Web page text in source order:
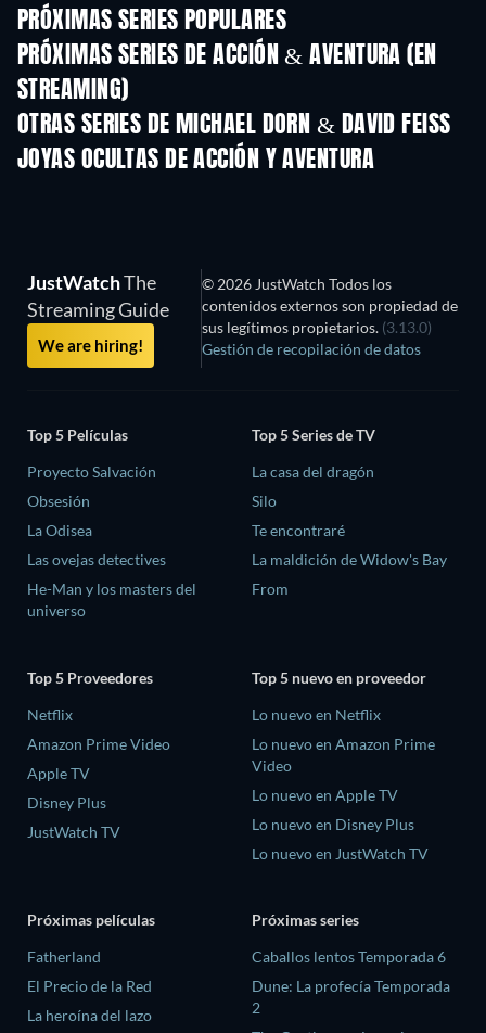
PRÓXIMAS SERIES POPULARES
TV
PRÓXIMAS SERIES DE ACCIÓN & AVENTURA (EN
STREAMING)Temporada 2
OTRAS SERIES DE MICHAEL DORN & DAVID FEISS
TV
JOYAS OCULTAS DE ACCIÓN Y AVENTURA
TV
JustWatchThe
Streaming Guide
We are hiring!
© 2026 JustWatch Todos los
contenidos externos son propiedad de
sus legítimos propietarios. (3.13.0)
Gestión de recopilación de datos
Top 5 Películas
Proyecto Salvación
Obsesión
La Odisea
Las ovejas detectives
He-Man y los masters del
universo
Top 5 Series de TV
La casa del dragón
Silo
Te encontraré
La maldición de Widow's Bay
From
Top 5 Proveedores
Netflix
Amazon Prime Video
Apple TV
Disney Plus
JustWatch TV
Top 5 nuevo en proveedor
Lo nuevo en Netflix
Lo nuevo en Amazon Prime
Video
Lo nuevo en Apple TV
Lo nuevo en Disney Plus
Lo nuevo en JustWatch TV
Próximas películas
Fatherland
El Precio de la Red
La heroína del lazo
Próximas series
Caballos lentos Temporada 6
Dune: La profecía Temporada
2